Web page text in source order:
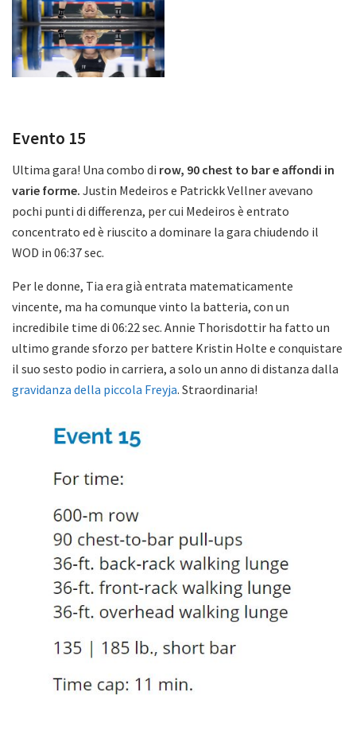
Evento 15
Ultima gara! Una combo di row, 90 chest to bar e affondi in
varie forme. Justin Medeiros e Patrickk Vellner avevano
pochi punti di differenza, per cui Medeiros è entrato
concentrato ed è riuscito a dominare la gara chiudendo il
WOD in 06:37 sec.
Per le donne, Tia era già entrata matematicamente
vincente, ma ha comunque vinto la batteria, con un
incredibile time di 06:22 sec. Annie Thorisdottir ha fatto un
ultimo grande sforzo per battere Kristin Holte e conquistare
il suo sesto podio in carriera, a solo un anno di distanza dalla
gravidanza della piccola Freyja. Straordinaria!